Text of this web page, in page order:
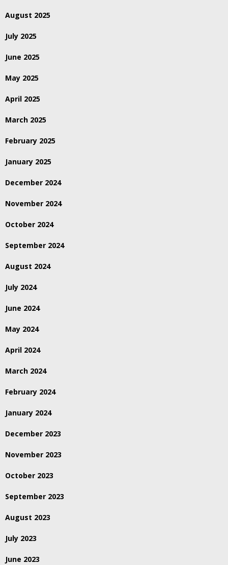
August 2025
July 2025
June 2025
May 2025
April 2025
March 2025
February 2025
January 2025
December 2024
November 2024
October 2024
September 2024
August 2024
July 2024
June 2024
May 2024
April 2024
March 2024
February 2024
January 2024
December 2023
November 2023
October 2023
September 2023
August 2023
July 2023
June 2023